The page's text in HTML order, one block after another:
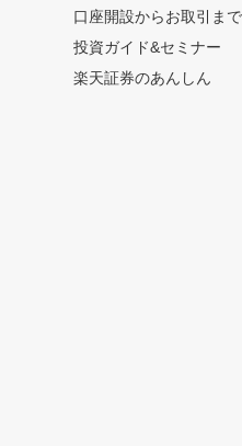
口座開設からお取引ま
投資ガイド&セミナー
楽天証券のあんしん